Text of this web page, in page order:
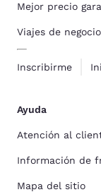
Mejor precio
Viajes de
Inscribirme
Ayuda
Atención al
Información de
Mapa del sitio